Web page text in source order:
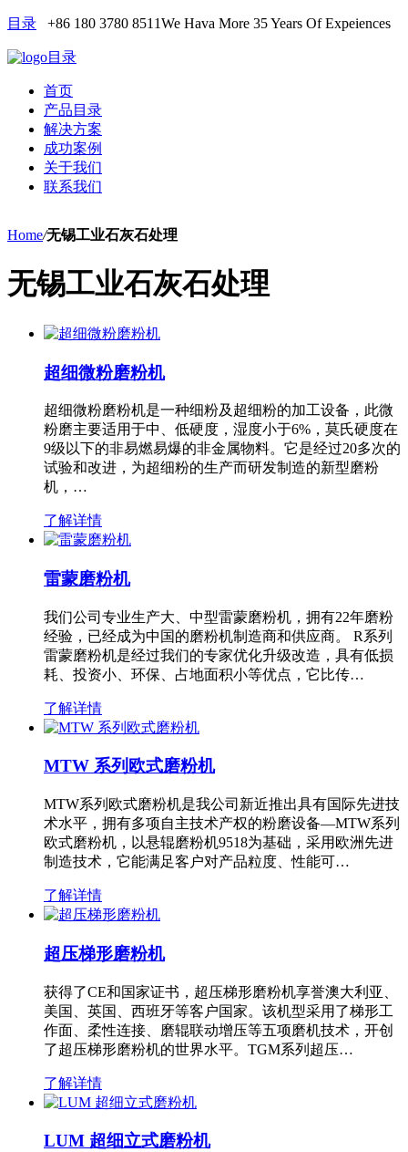
目录 +86 180 3780 8511We Hava More 35 Years Of Expeiences
目录
首页
产品目录
解决方案
成功案例
关于我们
联系我们
Home/无锡工业石灰石处理
无锡工业石灰石处理
超细微粉磨粉机
超细微粉磨粉机是一种细粉及超细粉的加工设备，此微
粉磨主要适用于中、低硬度，湿度小于6%，莫氏硬度在
9级以下的非易燃易爆的非金属物料。它是经过20多次的
试验和改进，为超细粉的生产而研发制造的新型磨粉
机，…
了解详情
雷蒙磨粉机
我们公司专业生产大、中型雷蒙磨粉机，拥有22年磨粉
经验，已经成为中国的磨粉机制造商和供应商。 R系列
雷蒙磨粉机是经过我们的专家优化升级改造，具有低损
耗、投资小、环保、占地面积小等优点，它比传…
了解详情
MTW 系列欧式磨粉机
MTW系列欧式磨粉机是我公司新近推出具有国际先进技
术水平，拥有多项自主技术产权的粉磨设备—MTW系列
欧式磨粉机，以悬辊磨粉机9518为基础，采用欧洲先进
制造技术，它能满足客户对产品粒度、性能可…
了解详情
超压梯形磨粉机
获得了CE和国家证书，超压梯形磨粉机享誉澳大利亚、
美国、英国、西班牙等客户国家。该机型采用了梯形工
作面、柔性连接、磨辊联动增压等五项磨机技术，开创
了超压梯形磨粉机的世界水平。TGM系列超压…
了解详情
LUM 超细立式磨粉机